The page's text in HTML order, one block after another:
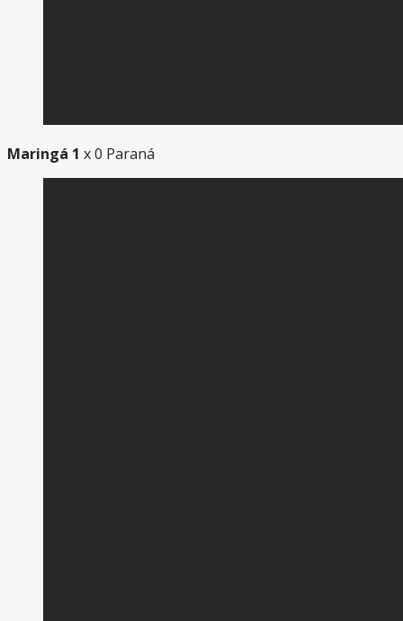
Maringá 1 x 0 Paraná